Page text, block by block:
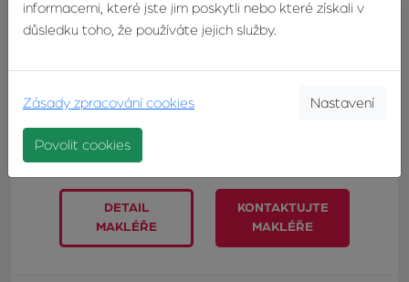
Ing. Tomáš Navrátil
E-MAIL:
navratil@zvonek.cz
DETAIL
MAKLÉŘE
KONTAKTUJTE
MAKLÉŘE
informacemi, které jste jim poskytli nebo které získali v
důsledku toho, že používáte jejich služby.
Zásady zpracování cookies Nastavení
Povolit cookies